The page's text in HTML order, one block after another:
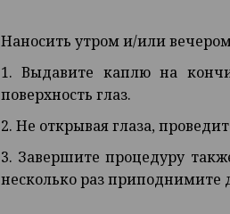
Наносить утром и/или
1. Выдавите каплю на
поверхность глаз.
2. Не открывая глаза,
3. Завершите процедуру
несколько раз приподнимите